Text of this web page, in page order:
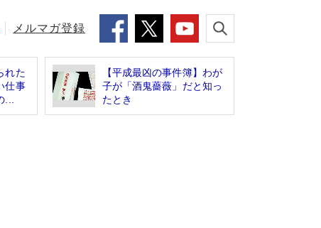
メルマガ登録
れた
仕事
【平成最凶の事件簿】わが
子が「酒鬼薔薇」だと知っ
たとき